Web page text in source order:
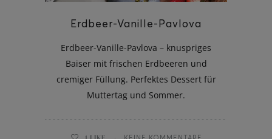
Erdbeer-Vanille-Pavlova
Erdbeer-Vanille-Pavlova – knuspriges
Baiser mit frischen Erdbeeren und
cremiger Füllung. Perfektes Dessert für
Muttertag und Sommer.